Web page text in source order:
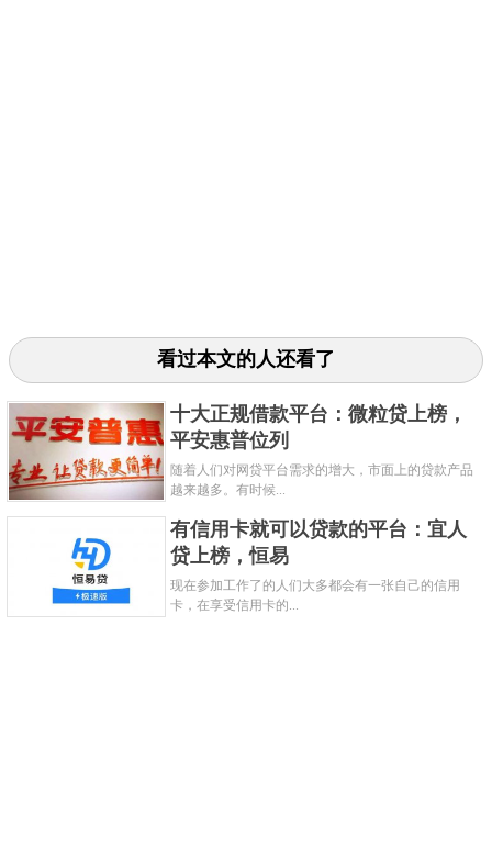
花呗开通也是需要不少条件的，需要芝麻分600以
上，且个人信用良好。年龄18岁到60岁之间，完成实
名认证等。操作很简单，安全性也很高，是很多年轻
人喜欢的平台。
关键字：平台
看过本文的人还看了
十大正规借款平台：微粒贷上榜，
平安惠普位列
随着人们对网贷平台需求的增大，市面上的贷款产品
越来越多。有时候...
有信用卡就可以贷款的平台：宜人
贷上榜，恒易
现在参加工作了的人们大多都会有一张自己的信用
卡，在享受信用卡的...